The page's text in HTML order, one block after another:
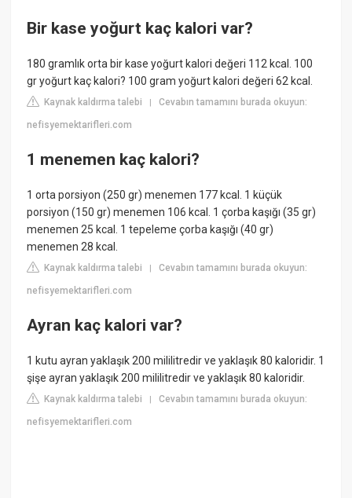
Bir kase yoğurt kaç kalori var?
180 gramlık orta bir kase yoğurt kalori değeri 112 kcal. 100
gr yoğurt kaç kalori? 100 gram yoğurt kalori değeri 62 kcal.
Kaynak kaldırma talebi |Cevabın tamamını burada okuyun:
nefisyemektarifleri.com
1 menemen kaç kalori?
1 orta porsiyon (250 gr) menemen 177 kcal. 1 küçük
porsiyon (150 gr) menemen 106 kcal. 1 çorba kaşığı (35 gr)
menemen 25 kcal. 1 tepeleme çorba kaşığı (40 gr)
menemen 28 kcal.
Kaynak kaldırma talebi |Cevabın tamamını burada okuyun:
nefisyemektarifleri.com
Ayran kaç kalori var?
1 kutu ayran yaklaşık 200 mililitredir ve yaklaşık 80 kaloridir. 1
şişe ayran yaklaşık 200 mililitredir ve yaklaşık 80 kaloridir.
Kaynak kaldırma talebi |Cevabın tamamını burada okuyun:
nefisyemektarifleri.com